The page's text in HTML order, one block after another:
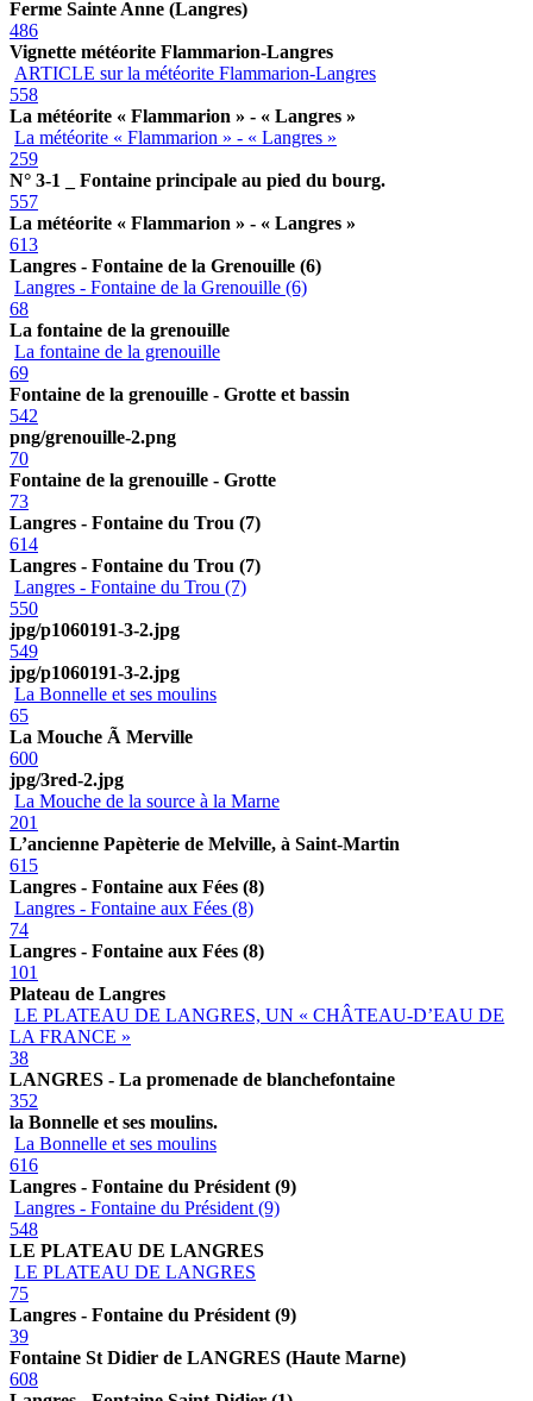
Ferme Sainte Anne (Langres)
486
Vignette météorite Flammarion-Langres
ARTICLE sur la météorite Flammarion-Langres
558
La météorite « Flammarion » - « Langres »
La météorite « Flammarion » - « Langres »
259
N° 3-1 _ Fontaine principale au pied du bourg.
557
La météorite « Flammarion » - « Langres »
613
Langres - Fontaine de la Grenouille (6)
Langres - Fontaine de la Grenouille (6)
68
La fontaine de la grenouille
La fontaine de la grenouille
69
Fontaine de la grenouille - Grotte et bassin
542
png/grenouille-2.png
70
Fontaine de la grenouille - Grotte
73
Langres - Fontaine du Trou (7)
614
Langres - Fontaine du Trou (7)
Langres - Fontaine du Trou (7)
550
jpg/p1060191-3-2.jpg
549
jpg/p1060191-3-2.jpg
La Bonnelle et ses moulins
65
La Mouche Ã Merville
600
jpg/3red-2.jpg
La Mouche de la source à la Marne
201
L’ancienne Papèterie de Melville, à Saint-Martin
615
Langres - Fontaine aux Fées (8)
Langres - Fontaine aux Fées (8)
74
Langres - Fontaine aux Fées (8)
101
Plateau de Langres
LE PLATEAU DE LANGRES, UN « CHÂTEAU-D’EAU DE
LA FRANCE »
38
LANGRES - La promenade de blanchefontaine
352
la Bonnelle et ses moulins.
La Bonnelle et ses moulins
616
Langres - Fontaine du Président (9)
Langres - Fontaine du Président (9)
548
LE PLATEAU DE LANGRES
LE PLATEAU DE LANGRES
75
Langres - Fontaine du Président (9)
39
Fontaine St Didier de LANGRES (Haute Marne)
608